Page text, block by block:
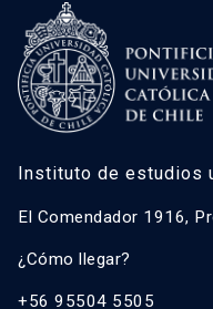
Instituto de estudios
El Comendador 1916,
¿Cómo llegar?
+56 95504 5505